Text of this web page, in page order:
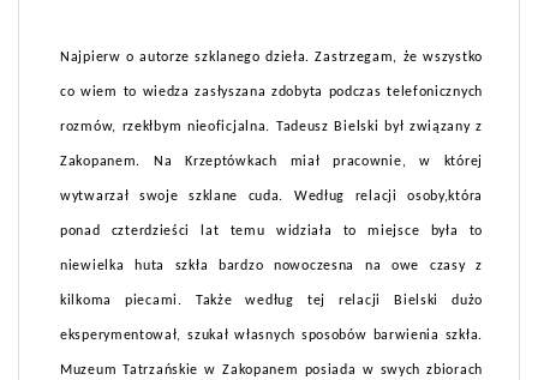
Najpierw o autorze szklanego dzieła. Zastrzegam, że wszystko
co wiem to wiedza zasłyszana zdobyta podczas telefonicznych
rozmów, rzekłbym nieoficjalna. Tadeusz Bielski był związany z
Zakopanem. Na Krzeptówkach miał pracownie, w której
wytwarzał swoje szklane cuda. Według relacji osoby,która
ponad czterdzieści lat temu widziała to miejsce była to
niewielka huta szkła bardzo nowoczesna na owe czasy z
kilkoma piecami. Także według tej relacji Bielski dużo
eksperymentował, szukał własnych sposobów barwienia szkła.
Muzeum Tatrzańskie w Zakopanem posiada w swych zbiorach